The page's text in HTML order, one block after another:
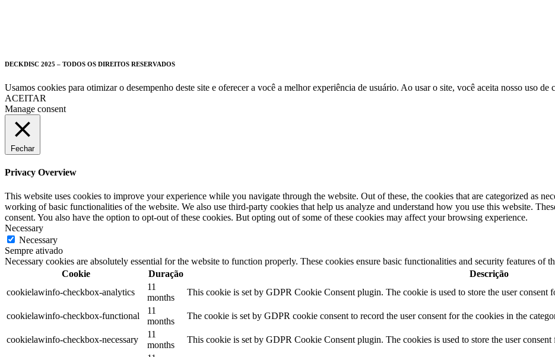
DECKDISC 2025 – TODOS OS DIREITOS RESERVADOS
Usamos cookies para otimizar o desempenho deste site e oferecer a você a melhor experiência de usuário. Ao usar o site, você aceita nosso uso de
ACEITAR
Manage consent
Fechar
Privacy Overview
This website uses cookies to improve your experience while you navigate through the website. Out of these, the cookies that are categorized as
working of basic functionalities of the website. We also use third-party cookies that help us analyze and understand how you use this website.
consent. You also have the option to opt-out of these cookies. But opting out of some of these cookies may affect your browsing experience.
Necessary
Necessary
Sempre ativado
Necessary cookies are absolutely essential for the website to function properly. These cookies ensure basic functionalities and security features of
Cookie
Duração
Descrição
cookielawinfo-checkbox-analytics
11
months
This cookie is set by GDPR Cookie Consent plugin. The cookie is used to store the user
cookielawinfo-checkbox-functional
11
months
The cookie is set by GDPR cookie consent to record the user consent for the cookies in the
cookielawinfo-checkbox-necessary
11
months
This cookie is set by GDPR Cookie Consent plugin. The cookies is used to store the user